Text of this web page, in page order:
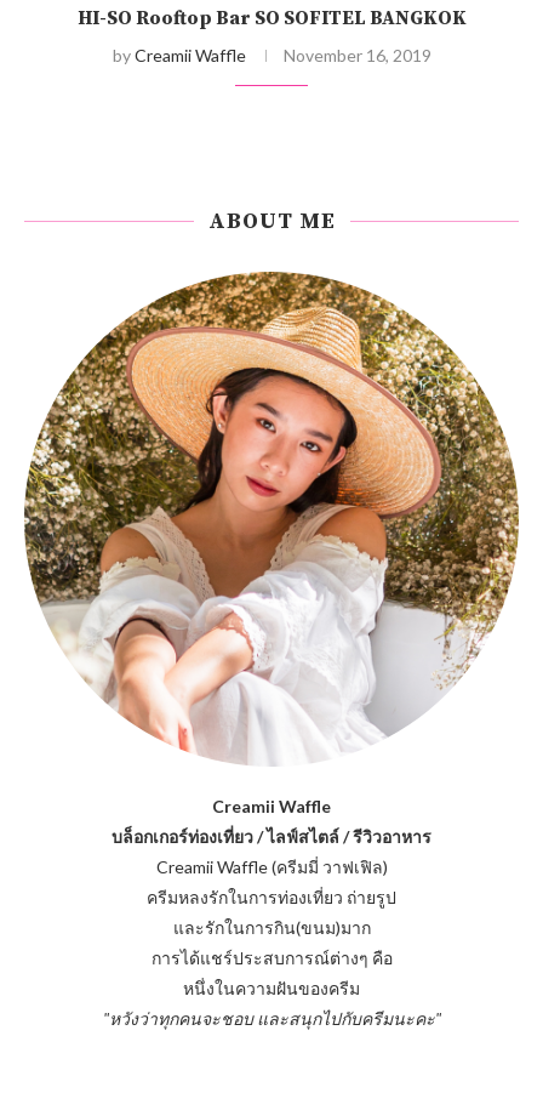
HI-SO Rooftop Bar SO SOFITEL BANGKOK
byCreamii Waffle November 16, 2019
ABOUT ME
Creamii Waffle
บล็อกเกอร์ท่องเที่ยว / ไลฟ์สไตล์ / รีวิวอาหาร
Creamii Waffle (ครีมมี่ วาฟเฟิล)
ครีมหลงรักในการท่องเที่ยว ถ่ายรูป
และรักในการกิน(ขนม)มาก
การได้แชร์ประสบการณ์ต่างๆ คือ
หนึ่งในความฝันของครีม
"หวังว่าทุกคนจะชอบ และสนุกไปกับครีมนะคะ"